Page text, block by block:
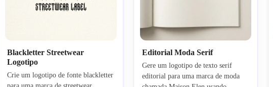
Blackletter Streetwear
Logotipo
Crie um logotipo de fonte blackletter
Editorial Moda Serif
Gere um logotipo de texto serif
editorial para uma marca de moda